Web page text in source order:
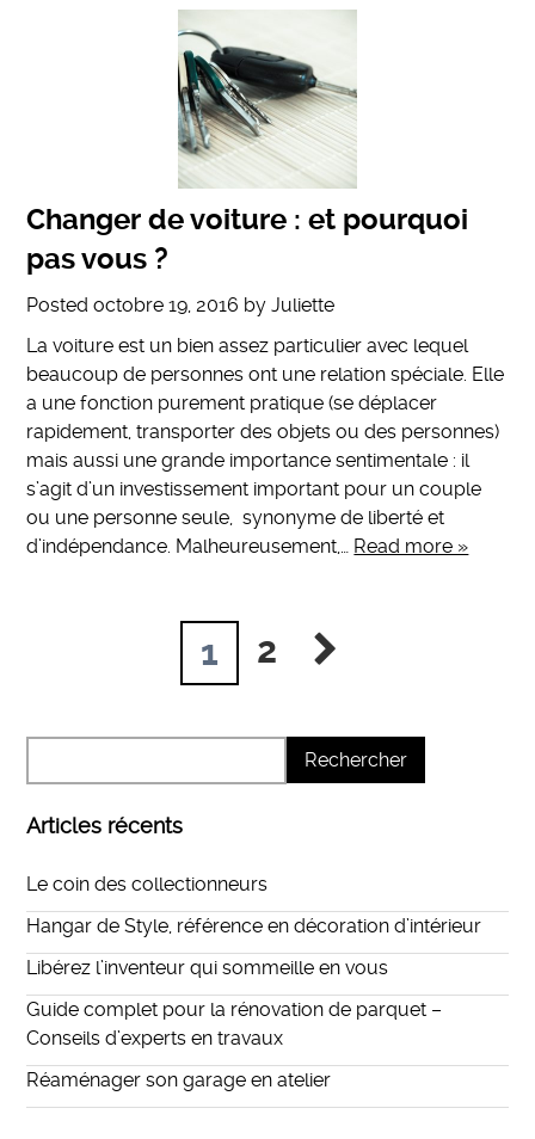
Changer de voiture : et pourquoi
pas vous ?
Postedoctobre 19, 2016 byJuliette
La voiture est un bien assez particulier avec lequel
beaucoup de personnes ont une relation spéciale. Elle
a une fonction purement pratique (se déplacer
rapidement, transporter des objets ou des personnes)
mais aussi une grande importance sentimentale : il
s’agit d’un investissement important pour un couple
ou une personne seule, synonyme de liberté et
d’indépendance. Malheureusement,… Read more »
1 2
Articles récents
Le coin des collectionneurs
Hangar de Style, référence en décoration d’intérieur
Libérez l’inventeur qui sommeille en vous
Guide complet pour la rénovation de parquet –
Conseils d’experts en travaux
Réaménager son garage en atelier